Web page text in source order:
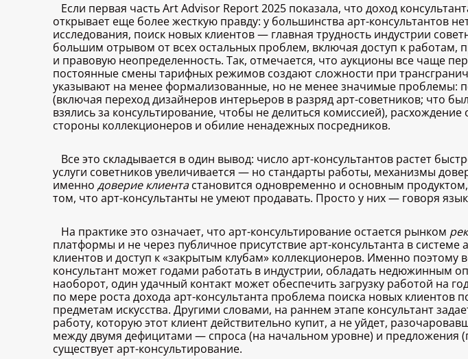
Если первая часть Art Advisor Report 2025 показала, что доход
открывает еще более жесткую правду: у большинства арт-консультантов
исследования, поиск новых клиентов — главная трудность индустрии
большим отрывом от всех остальных проблем, включая доступ к
и правовую неопределенность. Так, отмечается, что аукционы все чаще
постоянные смены тарифных режимов создают сложности при
указывают на менее формализованные, но не менее значимые проблемы:
(включая переход дизайнеров интерьеров в разряд арт-советников; что
взялись за консультирование, чтобы не делиться комиссией),
стороны коллекционеров и обилие ненадежных посредников.
Все это складывается в один вывод: число арт-консультантов растет
услуги советников увеличивается — но стандарты работы, механизмы
именно доверие клиентастановится одновременно и основным
том, что арт-консультанты не умеют продавать. Просто у них — говоря
На практике это означает, что арт-консультирование остается рынком
платформы и не через публичное присутствие арт-консультанта в
клиентов и доступ к «закрытым клубам» коллекционеров. Именно
консультант может годами работать в индустрии, обладать недюжинным
наоборот, один удачный контакт может обеспечить загрузку работой на
по мере роста дохода арт-консультанта проблема поиска новых клиентов
предметам искусства. Другими словами, на раннем этапе консультант
работу, которую этот клиент действительно купит, а не уйдет,
между двумя дефицитами — спроса (на начальном уровне) и предложения
существует арт-консультирование.